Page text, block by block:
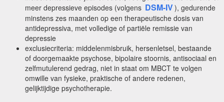
meer depressieve episodes (volgens DSM-IV), gedurende
minstens zes maanden op een therapeutische dosis van
antidepressiva, met volledige of partiële remissie van
depressie
exclusiecriteria: middelenmisbruik, hersenletsel, bestaande
of doorgemaakte psychose, bipolaire stoornis, antisociaal en
zelfmutulerend gedrag, niet in staat om MBCT te volgen
omwille van fysieke, praktische of andere redenen,
gelijktijdige psychotherapie.